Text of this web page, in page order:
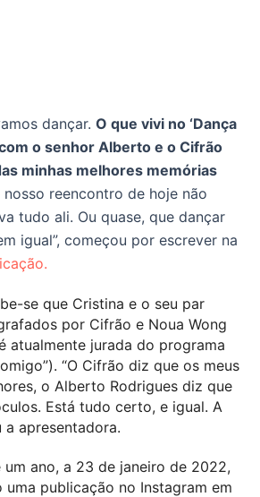
dançar. O que vivi no ‘Dança
o senhor Alberto e o Cifrão
minhas melhores memórias
nosso reencontro de hoje não
tudo ali. Ou quase, que dançar
igual”, começou por escrever na
se que Cristina e o seu par
por Cifrão e Noua Wong
atualmente jurada do programa
“O Cifrão diz que os meus
o Alberto Rodrigues diz que
Está tudo certo, e igual. A
a apresentadora.
ano, a 23 de janeiro de 2022,
publicação no Instagram em